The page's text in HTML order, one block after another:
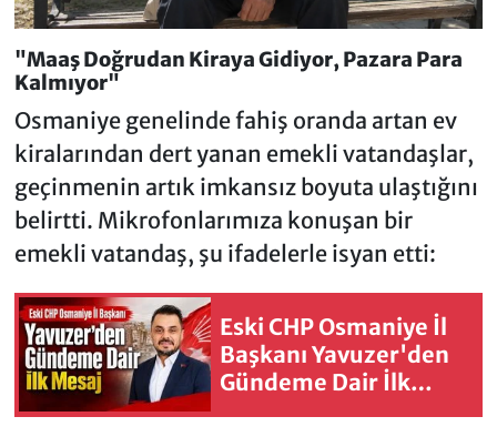
"Maaş Doğrudan Kiraya Gidiyor, Pazara Para
Kalmıyor"
Osmaniye genelinde fahiş oranda artan ev
kiralarından dert yanan emekli vatandaşlar,
geçinmenin artık imkansız boyuta ulaştığını
belirtti. Mikrofonlarımıza konuşan bir
emekli vatandaş, şu ifadelerle isyan etti:
Eski CHP Osmaniye İl
Başkanı Yavuzer'den
Gündeme Dair İlk
Mesaj